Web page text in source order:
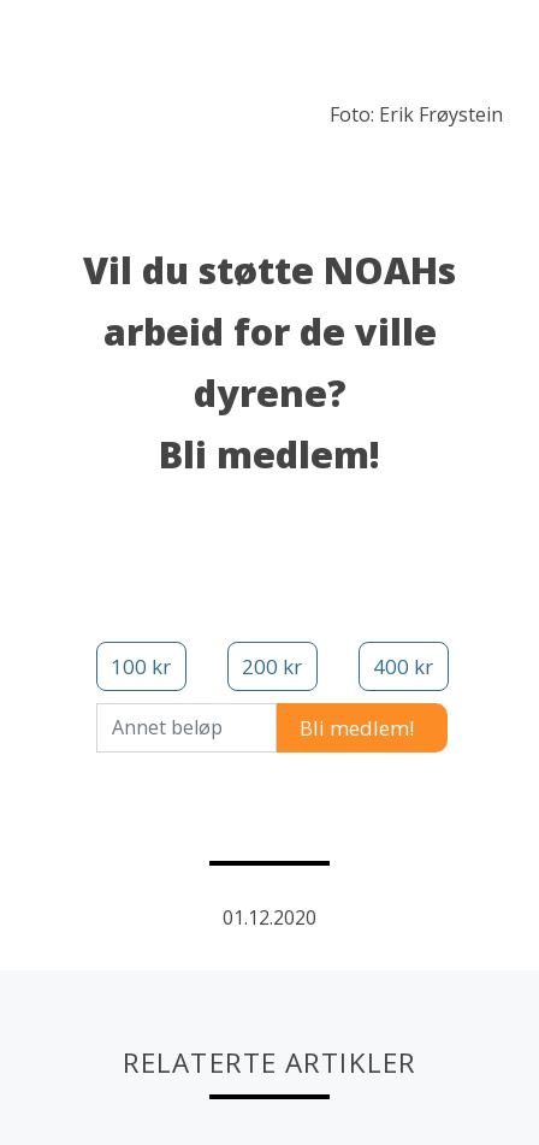
Foto: Erik Frøystein
Vil du støtte NOAHs
arbeid for de ville
dyrene?
Bli medlem!
100 kr 200 kr 400 kr
Annet beløp
01.12.2020
RELATERTE ARTIKLER